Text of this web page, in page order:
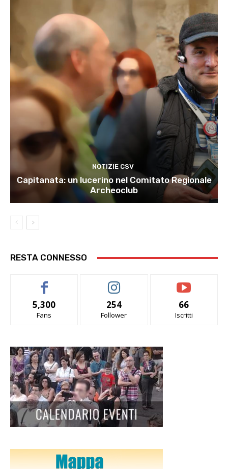
NOTIZIE CSV
Capitanata: un lucerino nel Comitato Regionale
Archeoclub
RESTA CONNESSO
5,300
Fans
254
Follower
66
Iscritti